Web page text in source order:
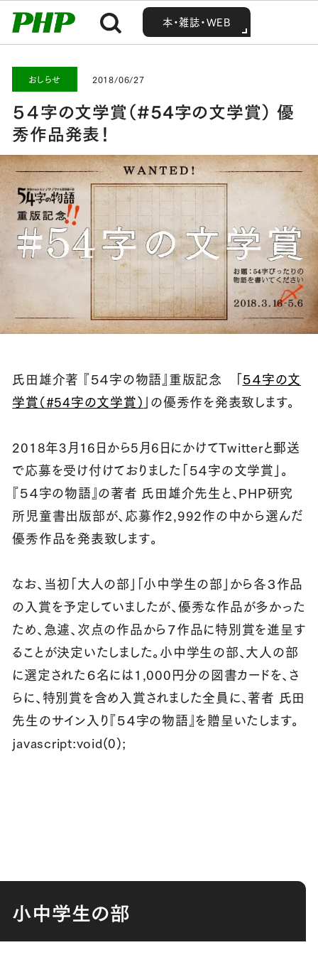
本・雑誌・WEB
本・雑誌・WEB
５４字の文学賞（#54字の文学賞） 優秀作品発表！
おしらせ 2018/06/27
５４字の文学賞（#54字の文学賞） 優
秀作品発表！
氏田雄介著 『５４字の物語』重版記念 「５４字の文
学賞（#54字の文学賞） 」の優秀作を発表致します。
2018年3月16日から5月6日にかけてTwitterと郵送
で応募を受け付けておりました「５４字の文学賞」。
『５４字の物語』の著者 氏田雄介先生と、PHP研究
所児童書出版部が、応募作2,992作の中から選んだ
優秀作品を発表致します。
なお、当初「大人の部」「小中学生の部」から各３作品
の入賞を予定していましたが、優秀な作品が多かった
ため、急遽、次点の作品から７作品に特別賞を進呈す
ることが決定いたしました。小中学生の部、大人の部
に選定された６名には1,000円分の図書カードを、さ
らに、特別賞を含め入賞されました全員に、著者 氏田
先生のサイン入り『５４字の物語』を贈呈いたします。
javascript:void(0);
小中学生の部